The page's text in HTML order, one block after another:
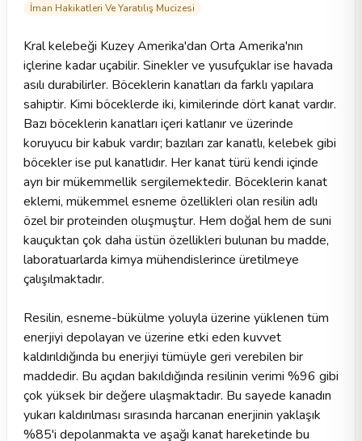
İman Hakikatleri Ve Yaratılış Mucizesi
Kral kelebeği Kuzey Amerika'dan Orta Amerika'nın
içlerine kadar uçabilir. Sinekler ve yusufçuklar ise havada
asılı durabilirler. Böceklerin kanatları da farklı yapılara
sahiptir. Kimi böceklerde iki, kimilerinde dört kanat vardır.
Bazı böceklerin kanatları içeri katlanır ve üzerinde
koruyucu bir kabuk vardır; bazıları zar kanatlı, kelebek gibi
böcekler ise pul kanatlıdır. Her kanat türü kendi içinde
ayrı bir mükemmellik sergilemektedir. Böceklerin kanat
eklemi, mükemmel esneme özellikleri olan resilin adlı
özel bir proteinden oluşmuştur. Hem doğal hem de suni
kauçuktan çok daha üstün özellikleri bulunan bu madde,
laboratuarlarda kimya mühendislerince üretilmeye
çalışılmaktadır.
Resilin, esneme-bükülme yoluyla üzerine yüklenen tüm
enerjiyi depolayan ve üzerine etki eden kuvvet
kaldırıldığında bu enerjiyi tümüyle geri verebilen bir
maddedir. Bu açıdan bakıldığında resilinin verimi %96 gibi
çok yüksek bir değere ulaşmaktadır. Bu sayede kanadın
yukarı kaldırılması sırasında harcanan enerjinin yaklaşık
%85'i depolanmakta ve aşağı kanat hareketinde bu